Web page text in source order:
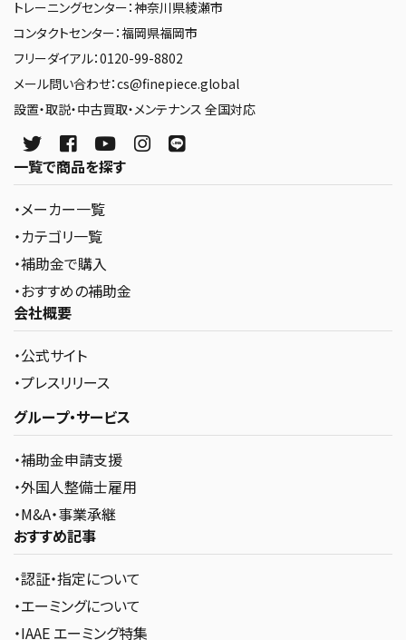
トレーニングセンター：神奈川県綾瀬市
コンタクトセンター：福岡県福岡市
フリーダイアル：0120-99-8802
メール問い合わせ：cs@finepiece.global
設置・取説・中古買取・メンテナンス 全国対応
一覧で商品を探す
・メーカー一覧
・カテゴリ一覧
・補助金で購入
・おすすめの補助金
会社概要
・公式サイト
・プレスリリース
グループ・サービス
・補助金申請支援
・外国人整備士雇用
・M&A・事業承継
おすすめ記事
・認証・指定について
・エーミングについて
・IAAE エーミング特集